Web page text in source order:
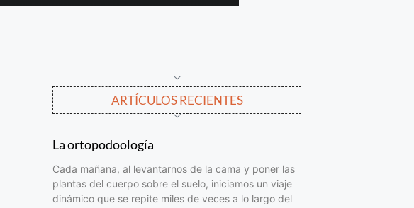
ARTÍCULOS RECIENTES
La ortopodoología
Cada mañana, al levantarnos de la cama y poner las
plantas del cuerpo sobre el suelo, iniciamos un viaje
dinámico que se repite miles de veces a lo largo del